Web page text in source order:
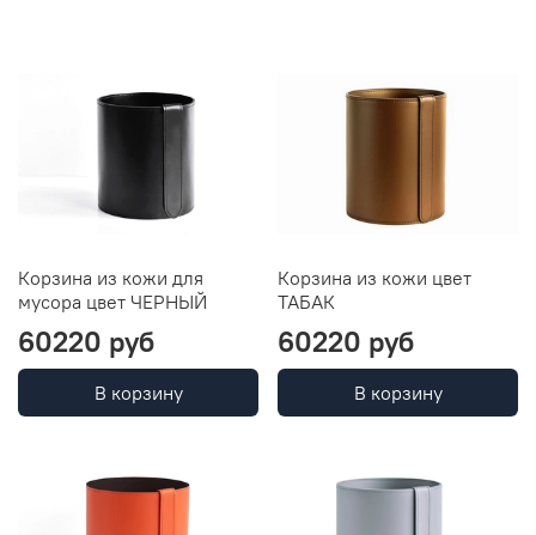
Корзина из кожи для
мусора цвет ЧЕРНЫЙ
60220 руб
В корзину
Корзина из кожи цвет
ТАБАК
60220 руб
В корзину